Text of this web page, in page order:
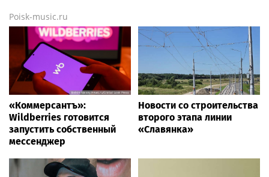
Poisk-music.ru
«Коммерсантъ»:
Wildberries готовится
запустить собственный
мессенджер
Новости со строительства
второго этапа линии
«Славянка»